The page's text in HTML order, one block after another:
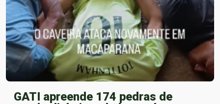
GATI apreende 174 pedras de